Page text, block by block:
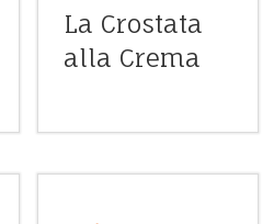
La Crostata
alla Crema